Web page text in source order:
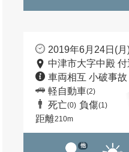
2019年6月24日(
中津市大字中殿 付
車両相互 小破事故
軽自動車(2)
死亡(0) 負傷(1)
距離210m
他